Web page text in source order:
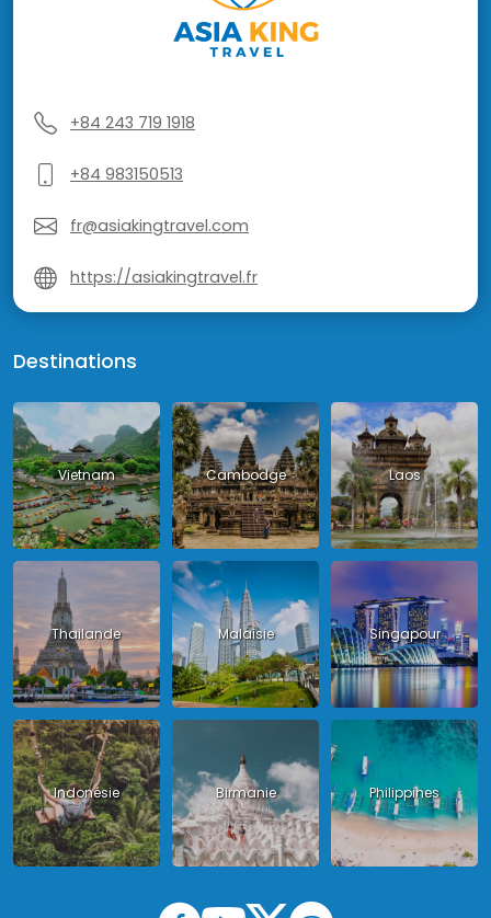
+84 243 719 1918
+84 983150513
fr@asiakingtravel.com
https://asiakingtravel.fr
Destinations
Vietnam Cambodge Laos
Thailande Malaisie Singapour
Indonésie Birmanie Philippines